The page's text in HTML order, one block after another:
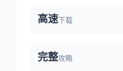
高速下载
完整攻略